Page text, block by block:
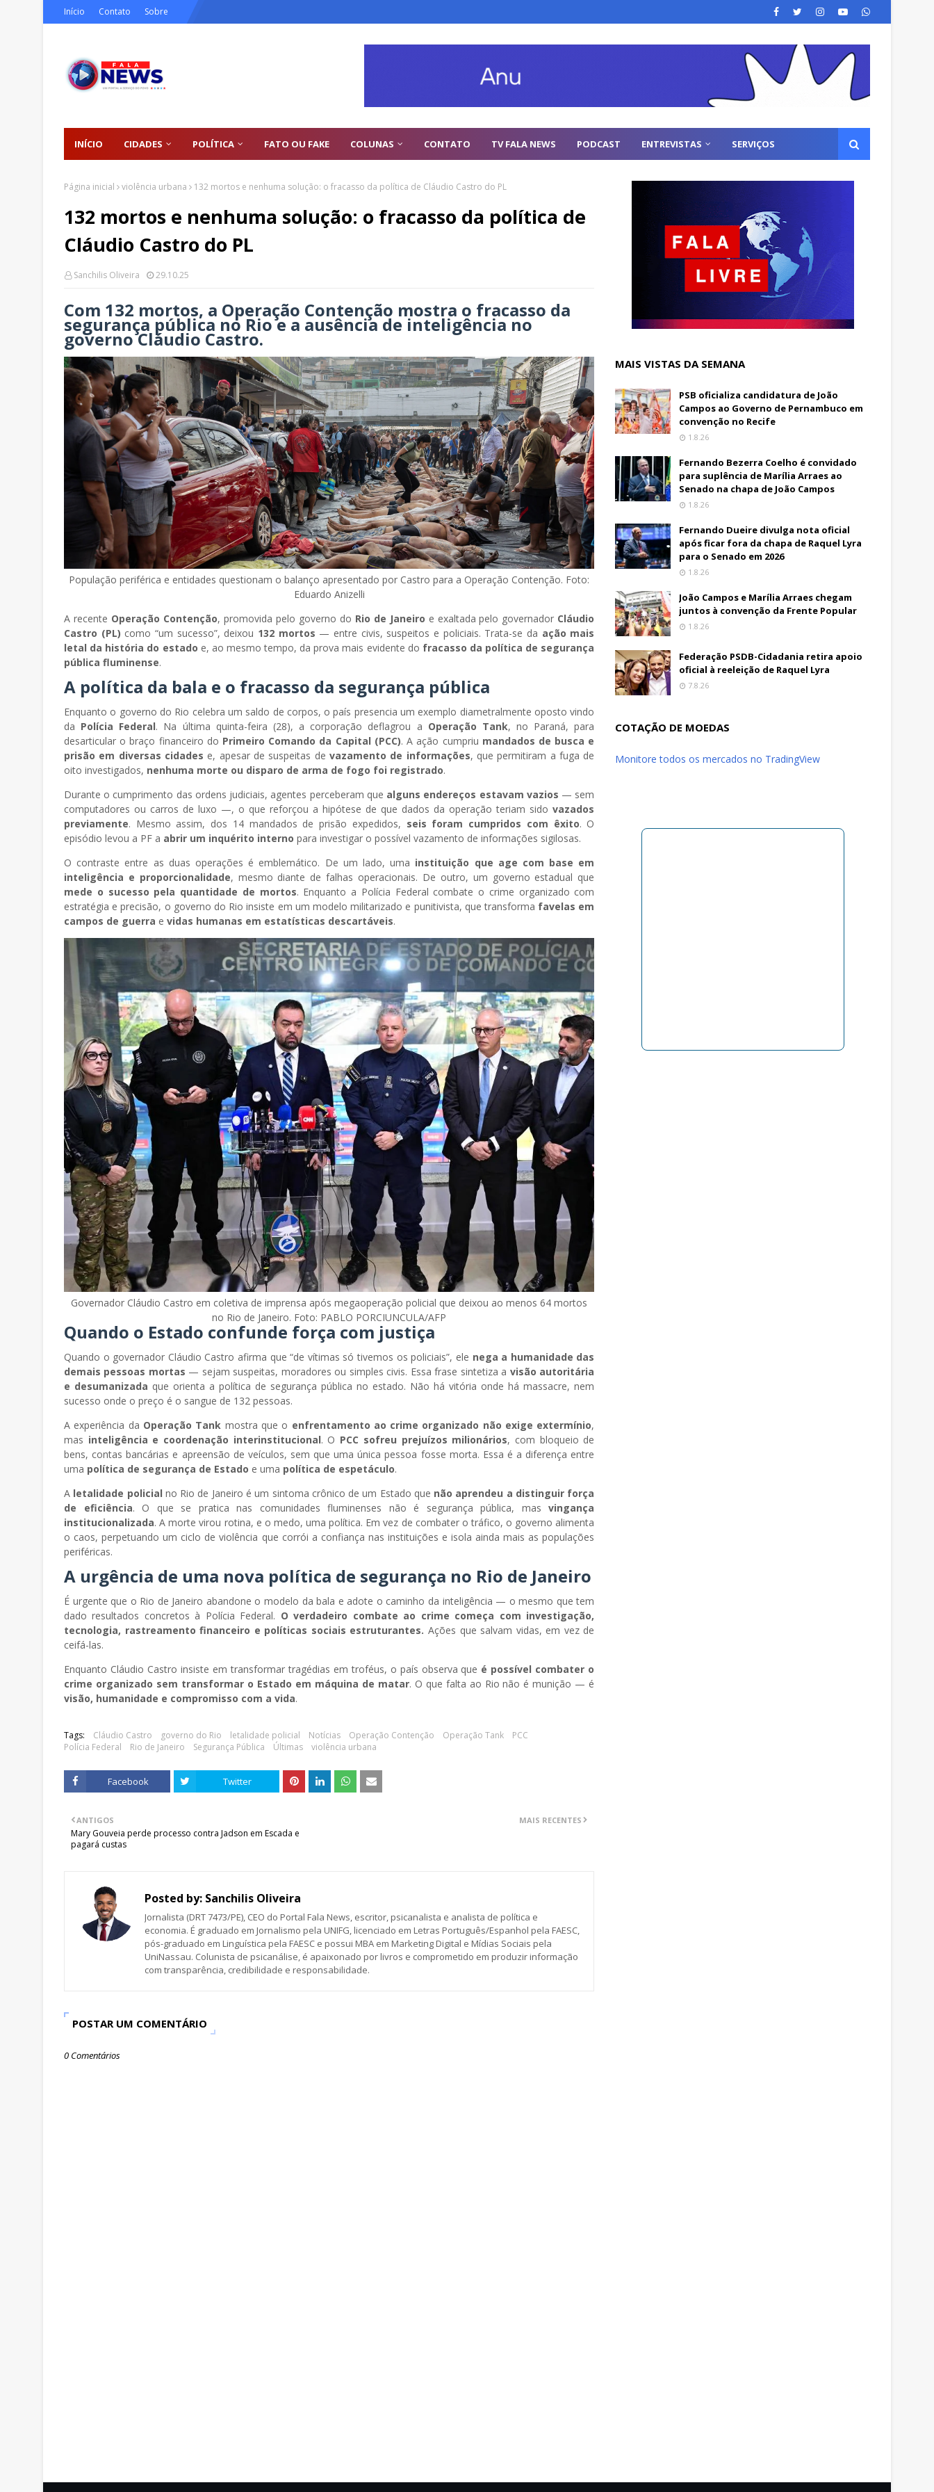
Início Contato Sobre
INÍCIO CIDADES POLÍTICA FATO OU FAKE COLUNAS CONTATO TV FALA NEWS PODCAST ENTREVISTAS SERVIÇOS
Página inicial violência urbana 132 mortos e nenhuma solução: o fracasso da política de Cláudio Castro do PL
132 mortos e nenhuma solução: o fracasso da política de
Cláudio Castro do PL
Sanchilis Oliveira 29.10.25
Com 132 mortos, a Operação Contenção mostra o fracasso da
segurança pública no Rio e a ausência de inteligência no
governo Cláudio Castro.
População periférica e entidades questionam o balanço apresentado por Castro para a Operação Contenção. Foto:
Eduardo Anizelli
A recente Operação Contenção, promovida pelo governo do Rio de Janeiro e exaltada pelo governador Cláudio
Castro (PL) como “um sucesso”, deixou 132 mortos — entre civis, suspeitos e policiais. Trata-se da ação mais
letal da história do estado e, ao mesmo tempo, da prova mais evidente do fracasso da política de segurança
pública fluminense.
A política da bala e o fracasso da segurança pública
Enquanto o governo do Rio celebra um saldo de corpos, o país presencia um exemplo diametralmente oposto vindo
da Polícia Federal. Na última quinta-feira (28), a corporação deflagrou a Operação Tank, no Paraná, para
desarticular o braço financeiro do Primeiro Comando da Capital (PCC). A ação cumpriu mandados de busca e
prisão em diversas cidades e, apesar de suspeitas de vazamento de informações, que permitiram a fuga de
oito investigados, nenhuma morte ou disparo de arma de fogo foi registrado.
Durante o cumprimento das ordens judiciais, agentes perceberam que alguns endereços estavam vazios — sem
computadores ou carros de luxo —, o que reforçou a hipótese de que dados da operação teriam sidovazados
previamente. Mesmo assim, dos 14 mandados de prisão expedidos, seis foram cumpridos com êxito. O
episódio levou a PF a abrir um inquérito interno para investigar o possível vazamento de informações sigilosas.
O contraste entre as duas operações é emblemático. De um lado, uma instituição que age com base em
inteligência e proporcionalidade, mesmo diante de falhas operacionais. De outro, um governo estadual que
mede o sucesso pela quantidade de mortos. Enquanto a Polícia Federal combate o crime organizado com
estratégia e precisão, o governo do Rio insiste em um modelo militarizado e punitivista, que transforma favelas em
campos de guerra e vidas humanas em estatísticas descartáveis.
Governador Cláudio Castro em coletiva de imprensa após megaoperação policial que deixou ao menos 64 mortos
no Rio de Janeiro. Foto: PABLO PORCIUNCULA/AFP
Quando o Estado confunde força com justiça
Quando o governador Cláudio Castro afirma que “de vítimas só tivemos os policiais”, ele nega a humanidade das
demais pessoas mortas — sejam suspeitas, moradores ou simples civis. Essa frase sintetiza a visão autoritária
e desumanizada que orienta a política de segurança pública no estado. Não há vitória onde há massacre, nem
sucesso onde o preço é o sangue de 132 pessoas.
A experiência da Operação Tank mostra que o enfrentamento ao crime organizado não exige extermínio,
mas inteligência e coordenação interinstitucional. O PCC sofreu prejuízos milionários, com bloqueio de
bens, contas bancárias e apreensão de veículos, sem que uma única pessoa fosse morta. Essa é a diferença entre
uma política de segurança de Estado e uma política de espetáculo.
A letalidade policial no Rio de Janeiro é um sintoma crônico de um Estado que não aprendeu a distinguir força
de eficiência. O que se pratica nas comunidades fluminenses não é segurança pública, masvingança
institucionalizada. A morte virou rotina, e o medo, uma política. Em vez de combater o tráfico, o governo alimenta
o caos, perpetuando um ciclo de violência que corrói a confiança nas instituições e isola ainda mais as populações
periféricas.
A urgência de uma nova política de segurança no Rio de Janeiro
É urgente que o Rio de Janeiro abandone o modelo da bala e adote o caminho da inteligência — o mesmo que tem
dado resultados concretos à Polícia Federal. O verdadeiro combate ao crime começa com investigação,
tecnologia, rastreamento financeiro e políticas sociais estruturantes. Ações que salvam vidas, em vez de
ceifá-las.
Enquanto Cláudio Castro insiste em transformar tragédias em troféus, o país observa que é possível combater o
crime organizado sem transformar o Estado em máquina de matar. O que falta ao Rio não é munição — é
visão, humanidade e compromisso com a vida.
Tags: Cláudio Castro governo do Rio letalidade policial Notícias Operação Contenção Operação Tank
PCC
Polícia Federal
Rio de Janeiro Segurança Pública Últimas violência urbana
Facebook Twitter
MAIS RECENTES
ANTIGOS
Mary Gouveia perde processo contra Jadson em Escada e
pagará custas
Posted by: Sanchilis Oliveira
Jornalista (DRT 7473/PE), CEO do Portal Fala News, escritor, psicanalista e analista de política e
economia. É graduado em Jornalismo pela UNIFG, licenciado em Letras Português/Espanhol pela FAESC,
pós-graduado em Linguística pela FAESC e possui MBA em Marketing Digital e Mídias Sociais pela
UniNassau. Colunista de psicanálise, é apaixonado por livros e comprometido em produzir informação
com transparência, credibilidade e responsabilidade.
POSTAR UM COMENTÁRIO
0 Comentários
MAIS VISTAS DA SEMANA
PSB oficializa candidatura de João
Campos ao Governo de Pernambuco em
convenção no Recife
1.8.26
Fernando Bezerra Coelho é convidado
para suplência de Marília Arraes ao
Senado na chapa de João Campos
1.8.26
Fernando Dueire divulga nota oficial
após ficar fora da chapa de Raquel Lyra
para o Senado em 2026
1.8.26
João Campos e Marília Arraes chegam
juntos à convenção da Frente Popular
1.8.26
Federação PSDB-Cidadania retira apoio
oficial à reeleição de Raquel Lyra
7.8.26
COTAÇÃO DE MOEDAS
Monitore todos os mercados no TradingView